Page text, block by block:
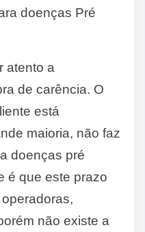
doenças Pré
atento a
de carência. O
está
maioria, não faz
doenças pré
é que este prazo
não existe a